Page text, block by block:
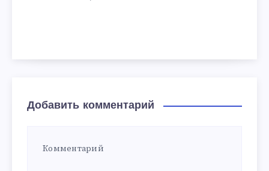
Добавить комментарий